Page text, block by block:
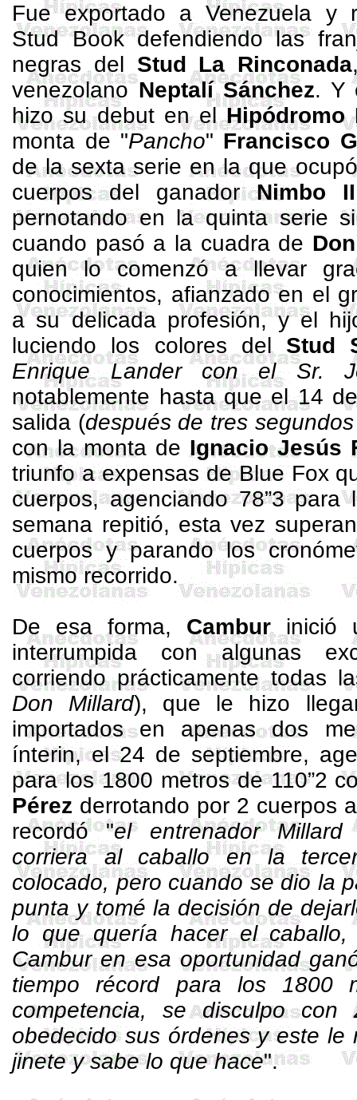
Fue exportado a Venezuela y
Stud Bookdefendiendo las
negras del Stud La Rinconada
venezolanoNeptalí Sánchez. Y
hizo su debut en elHipódromo
monta de "Pancho" Francisco
de la sexta serie en la que
cuerpos del ganadorNimbo II
pernotando en la quinta serie
cuando pasó a la cuadra de
quien lo comenzó a llevar
conocimientos, afianzado en el
a su delicada profesión, y el
luciendo los colores del Stud
EnriqueLandercon el Sr.
notablemente hasta que el 14
salida (después de tres
con la monta de Ignacio Jesús
triunfo a expensas de Blue Fox
cuerpos, agenciando 78”3
semana repitió, esta vez
cuerpos y parando los
mismo recorrido.
De esa forma, Camburinició
interrumpida con algunas
corriendo prácticamente todas
DonMillard), que le hizo
importados en apenas dos
ínterin,el 24 de septiembre,
para los1800 metrosde 110”2
Pérez derrotando por 2 cuerpos
recordó "el entrenador
corriera al caballo en la
colocado, pero cuando se dio la
punta y tomé la decisión de
lo que quería hacer el
Cambur en esa oportunidad
tiempo récord para los 1800
competencia, se disculpo
obedecido sus órdenes y este le
jinete y sabe lo que hace".